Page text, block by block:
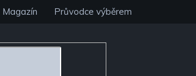
Magazín Průvodce výběrem